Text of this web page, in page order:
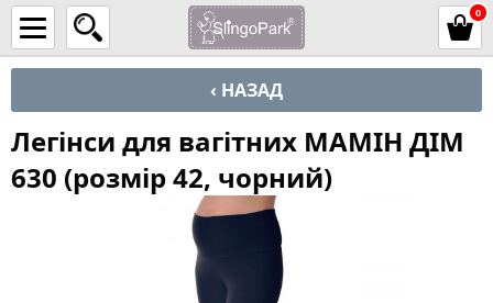
0
‹ НАЗАД
Легінси для вагітних MAMІН ДІМ
630 (розмір 42, чорний)